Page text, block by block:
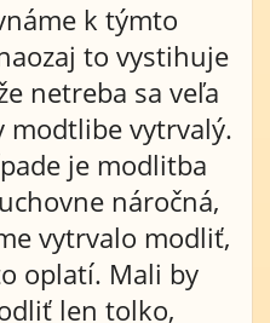
k týmto
to vystihuje
netreba sa veľa
modtlibe vytrvalý.
je modlitba
náročná,
vytrvalo modliť,
oplatí. Mali by
len tolko,